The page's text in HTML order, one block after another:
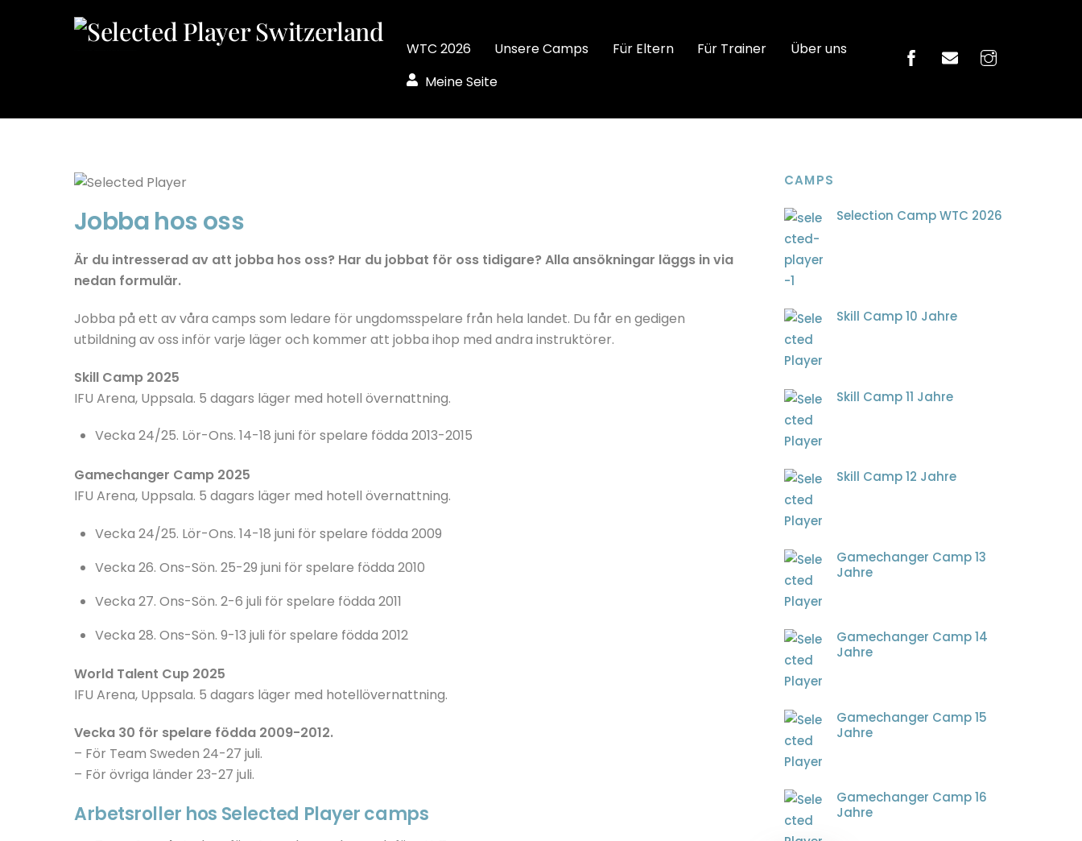
WTC 2026 Unsere Camps Für Eltern Für Trainer
Über uns
Meine Seite
Jobba hos oss
Är du intresserad av att jobba hos oss? Har du jobbat för oss tidigare? Alla ansökningar läggs in via
nedan formulär.
Jobba på ett av våra camps som ledare för ungdomsspelare från hela landet. Du får en gedigen
utbildning av oss inför varje läger och kommer att jobba ihop med andra instruktörer.
Skill Camp 2025
IFU Arena, Uppsala. 5 dagars läger med hotell övernattning.
Vecka 24/25. Lör-Ons. 14-18 juni för spelare födda 2013-2015
Gamechanger Camp 2025
IFU Arena, Uppsala. 5 dagars läger med hotell övernattning.
Vecka 24/25. Lör-Ons. 14-18 juni för spelare födda 2009
Vecka 26. Ons-Sön. 25-29 juni för spelare födda 2010
Vecka 27. Ons-Sön. 2-6 juli för spelare födda 2011
Vecka 28. Ons-Sön. 9-13 juli för spelare födda 2012
World Talent Cup 2025
IFU Arena, Uppsala. 5 dagars läger med hotellövernattning.
Vecka 30 för spelare födda 2009-2012.
– För Team Sweden 24-27 juli.
– För övriga länder 23-27 juli.
Arbetsroller hos Selected Player camps
CAMPS
Selection Camp WTC 2026
Skill Camp 10 Jahre
Skill Camp 11 Jahre
Skill Camp 12 Jahre
Gamechanger Camp 13
Jahre
Gamechanger Camp 14
Jahre
Gamechanger Camp 15
Jahre
Gamechanger Camp 16
Jahre